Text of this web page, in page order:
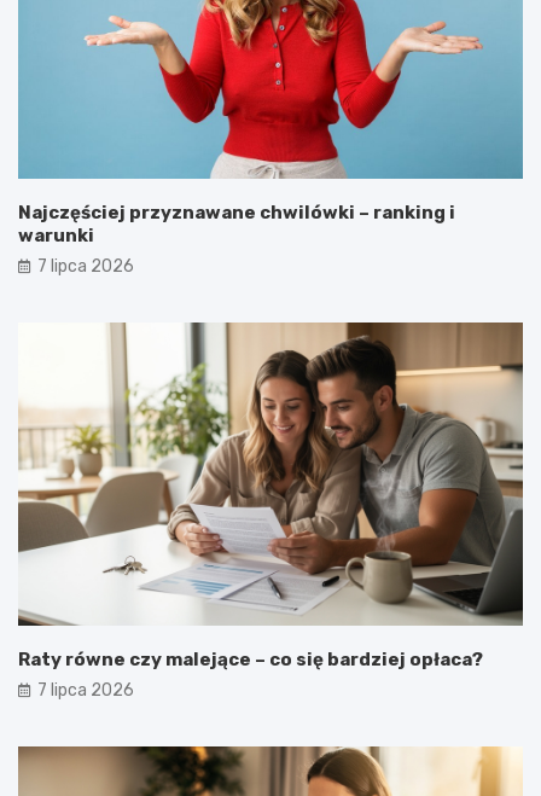
Najczęściej przyznawane chwilówki – ranking i
warunki
7 lipca 2026
Raty równe czy malejące – co się bardziej opłaca?
7 lipca 2026